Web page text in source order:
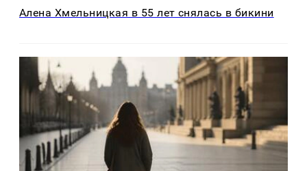
Алена Хмельницкая в 55 лет снялась в бикини